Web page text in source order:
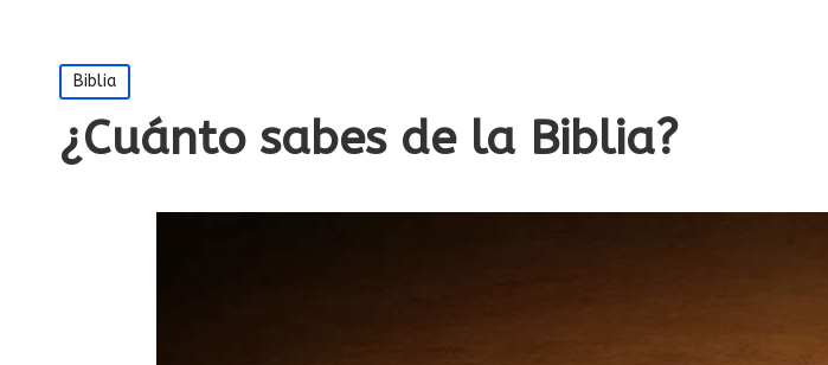
Publicada
en
Biblia
¿Cuánto sabes de la Biblia?